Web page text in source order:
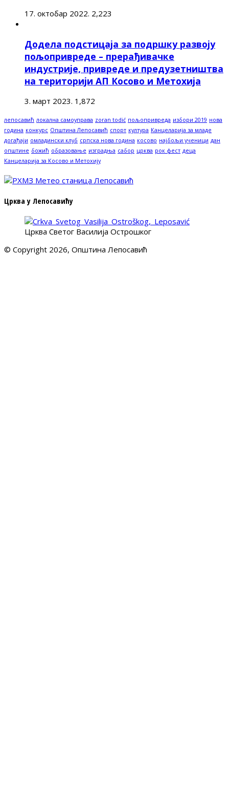
17. октобар 2022. 2,223
Додела подстицаја за подршку развоју
пољопривреде – прерађивачке
индустрије, привреде и предузетништва
на територији АП Косово и Метохија
3. март 2023. 1,872
лепосавић локална самоуправа zoran todić пољопривреда избори 2019 нова
година конкурс Општина Лепосавић спорт култура Канцеларија за младе
догађаји омладински клуб српска нова година косово најбољи ученици дан
општине божић образовање изградња сабор црква рок фест деца
Канцеларија за Косово и Метохију
Црква у Лепосавићу
Црква Светог Василија Острошког
© Copyright 2026, Општина Лепосавић